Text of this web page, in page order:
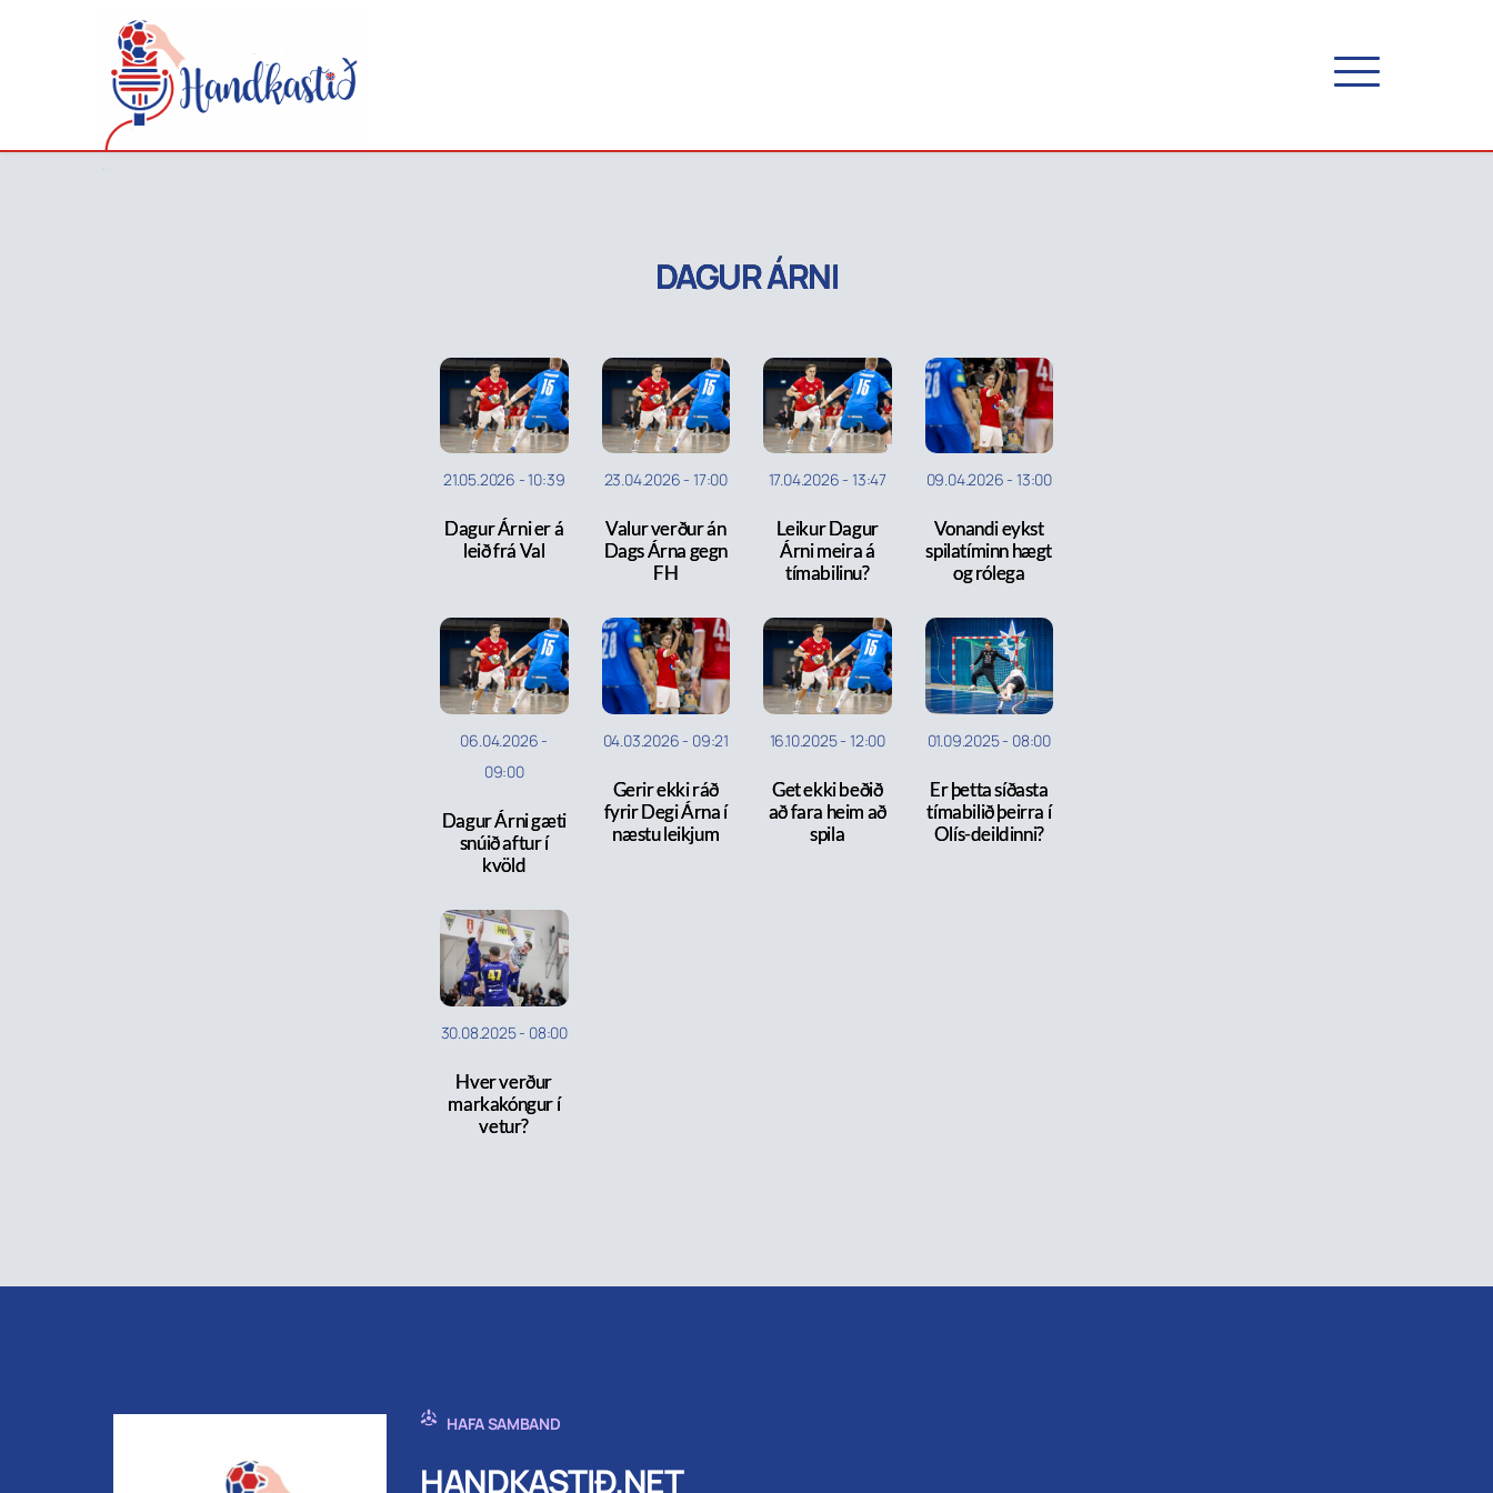
DAGUR ÁRNI
21.05.2026 -10:39
Dagur Árni er á
leið frá Val
23.04.2026 - 17:00
Valur verður án
Dags Árna gegn
FH
17.04.2026 - 13:47
Leikur Dagur
Árni meira á
tímabilinu?
09.04.2026 - 13:00
Vonandi eykst
spilatíminn hægt
og rólega
06.04.2026 -
09:00
Dagur Árni gæti
snúið aftur í
kvöld
04.03.2026 - 09:21
Gerir ekki ráð
fyrir Degi Árna í
næstu leikjum
16.10.2025- 12:00
Get ekki beðið
að fara heim að
spila
01.09.2025- 08:00
Er þetta síðasta
tímabilið þeirra í
Olís-deildinni?
30.08.2025- 08:00
Hver verður
markakóngur í
vetur?
HAFA SAMBAND
HANDKASTIÐ.NET